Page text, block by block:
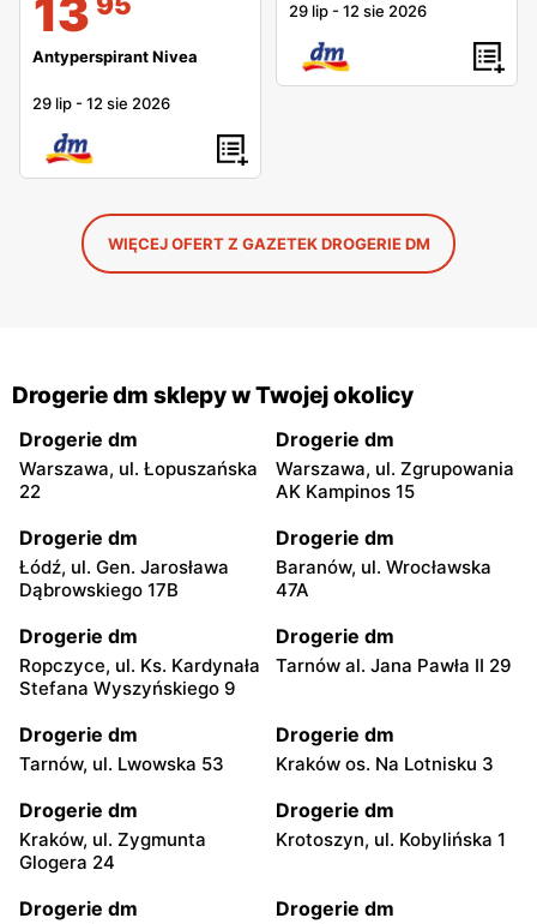
13
Antyperspirant Nivea
29 lip -12 sie 2026
29 lip -12 sie 2026
WIĘCEJ OFERT Z GAZETEK DROGERIE DM
Drogerie dm sklepy w Twojej okolicy
Drogerie dm
Warszawa, ul. Łopuszańska
22
Drogerie dm
Warszawa, ul. Zgrupowania
AK Kampinos 15
Drogerie dm
Łódź, ul. Gen. Jarosława
Dąbrowskiego 17B
Drogerie dm
Baranów, ul. Wrocławska
47A
Drogerie dm
Ropczyce, ul. Ks. Kardynała
Stefana Wyszyńskiego 9
Drogerie dm
Tarnów al. Jana Pawła II 29
Drogerie dm
Tarnów, ul. Lwowska 53
Drogerie dm
Kraków os. Na Lotnisku 3
Drogerie dm
Kraków, ul. Zygmunta
Glogera 24
Drogerie dm
Krotoszyn, ul. Kobylińska 1
Drogerie dm Drogerie dm